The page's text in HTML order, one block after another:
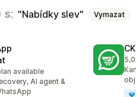
s: Nabídky slev Vymazat
773
available
AI agent &
5,0